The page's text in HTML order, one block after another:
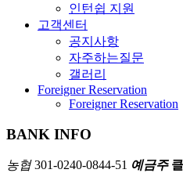
인턴쉽 지원
고객센터
공지사항
자주하는질문
갤러리
Foreigner Reservation
Foreigner Reservation
BANK INFO
농협301-0240-0844-51 예금주클